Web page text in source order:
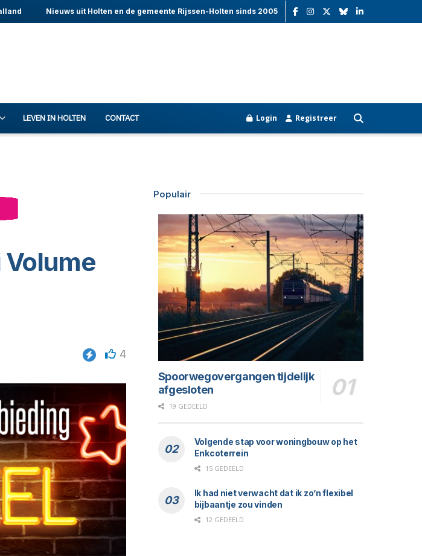
Nieuws uit Holten en de gemeente Rijssen-Holten sinds 2005
LEVEN IN HOLTEN CONTACT Login Registreer
Volume
4
Populair
Spoorwegovergangen tijdelijk
afgesloten
19 GEDEELD
Volgende stap voor woningbouw op het
Enkcoterrein
15 GEDEELD
Ik had niet verwacht dat ik zo’n flexibel
bijbaantje zou vinden
12 GEDEELD